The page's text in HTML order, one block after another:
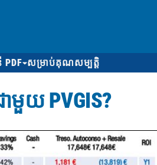
PDF សម្រាប់គុណសម្បត្តិ
យ PVGIS?